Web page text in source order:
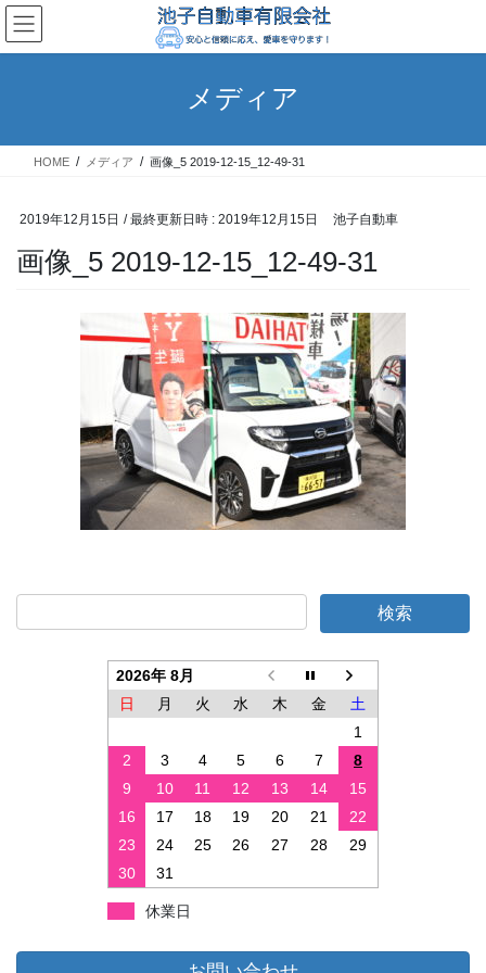
コ
ン
テ
ス
ナ
ビ
ゲ
ン
メディア
HOME メディア 画像_5 2019-12-15_12-49-31
2019年12月15日 / 最終更新日時 : 2019年12月15日 池子自動車
画像_5 2019-12-15_12-49-31
2026年 8月
日
月 火 水 木 金
土
1
2
3 4 5 6 7
8
9
10 11 12 13 14
15
16
17 18 19 20 21
22
23
24 25 26 27 28
29
30
31
休業日